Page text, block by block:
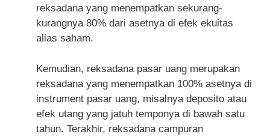
reksadana yang menempatkan sekurang-
kurangnya 80% dari asetnya di efek ekuitas
alias saham.
Kemudian, reksadana pasar uang merupakan
reksadana yang menempatkan 100% asetnya di
instrument pasar uang, misalnya deposito atau
efek utang yang jatuh temponya di bawah satu
tahun. Terakhir, reksadana campuran